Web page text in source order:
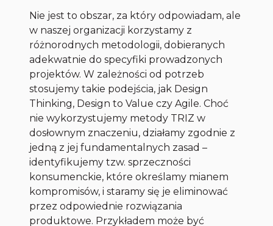
Nie jest to obszar, za który odpowiadam, ale
w naszej organizacji korzystamy z
różnorodnych metodologii, dobieranych
adekwatnie do specyfiki prowadzonych
projektów. W zależności od potrzeb
stosujemy takie podejścia, jak Design
Thinking, Design to Value czy Agile. Choć
nie wykorzystujemy metody TRIZ w
dosłownym znaczeniu, działamy zgodnie z
jedną z jej fundamentalnych zasad –
identyfikujemy tzw. sprzeczności
konsumenckie, które określamy mianem
kompromisów, i staramy się je eliminować
przez odpowiednie rozwiązania
produktowe. Przykładem może być